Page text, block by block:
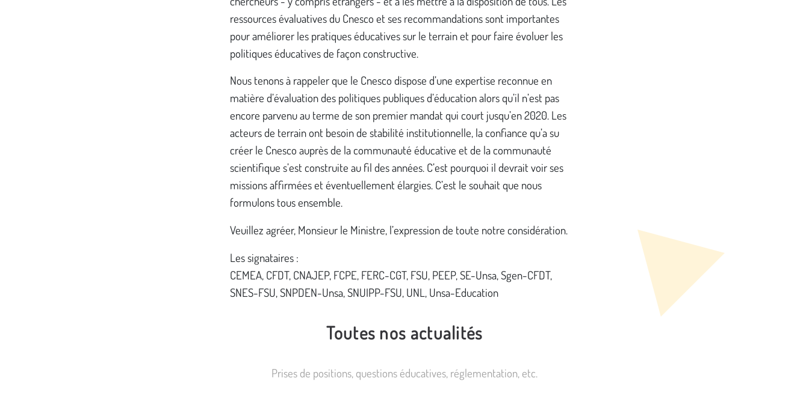
ressources évaluatives du Cnesco et ses recommandations sont importantes
pour améliorer les pratiques éducatives sur le terrain et pour faire évoluer les
politiques éducatives de façon constructive.
Nous tenons à rappeler que le Cnesco dispose d’une expertise reconnue en
matière d’évaluation des politiques publiques d’éducation alors qu’il n’est pas
encore parvenu au terme de son premier mandat qui court jusqu’en 2020. Les
acteurs de terrain ont besoin de stabilité institutionnelle, la confiance qu’a su
créer le Cnesco auprès de la communauté éducative et de la communauté
scientifique s’est construite au fil des années. C’est pourquoi il devrait voir ses
missions affirmées et éventuellement élargies. C’est le souhait que nous
formulons tous ensemble.
Veuillez agréer, Monsieur le Ministre, l’expression de toute notre considération.
Les signataires :
CEMEA, CFDT, CNAJEP, FCPE, FERC-CGT, FSU, PEEP, SE-Unsa, Sgen-CFDT,
SNES-FSU, SNPDEN-Unsa, SNUIPP-FSU, UNL, Unsa-Education
Toutes nos actualités
Prises de positions, questions éducatives, réglementation, etc.